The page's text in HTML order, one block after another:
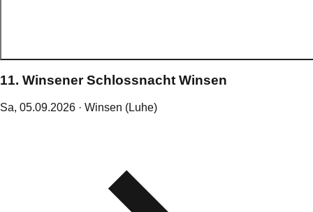
11. Winsener Schlossnacht Winsen
Sa, 05.09.2026 · Winsen (Luhe)